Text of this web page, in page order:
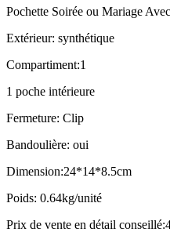
Pochette Soirée ou Mariage
Extérieur: synthétique
Compartiment:1
1 poche intérieure
Fermeture: Clip
Bandoulière: oui
Dimension:24*14*8.5cm
Poids: 0.64kg/unité
Prix de vente en détail